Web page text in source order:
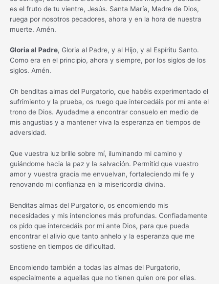
es el fruto de tu vientre, Jesús. Santa María, Madre de Dios,
ruega por nosotros pecadores, ahora y en la hora de nuestra
muerte. Amén.
Gloria al Padre, Gloria al Padre, y al Hijo, y al Espíritu Santo.
Como era en el principio, ahora y siempre, por los siglos de los
siglos. Amén.
Oh benditas almas del Purgatorio, que habéis experimentado el
sufrimiento y la prueba, os ruego que intercedáis por mí ante el
trono de Dios. Ayudadme a encontrar consuelo en medio de
mis angustias y a mantener viva la esperanza en tiempos de
adversidad.
Que vuestra luz brille sobre mí, iluminando mi camino y
guiándome hacia la paz y la salvación. Permitid que vuestro
amor y vuestra gracia me envuelvan, fortaleciendo mi fe y
renovando mi confianza en la misericordia divina.
Benditas almas del Purgatorio, os encomiendo mis
necesidades y mis intenciones más profundas. Confiadamente
os pido que intercedáis por mí ante Dios, para que pueda
encontrar el alivio que tanto anhelo y la esperanza que me
sostiene en tiempos de dificultad.
Encomiendo también a todas las almas del Purgatorio,
especialmente a aquellas que no tienen quien ore por ellas.